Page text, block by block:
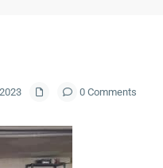
0 Comments